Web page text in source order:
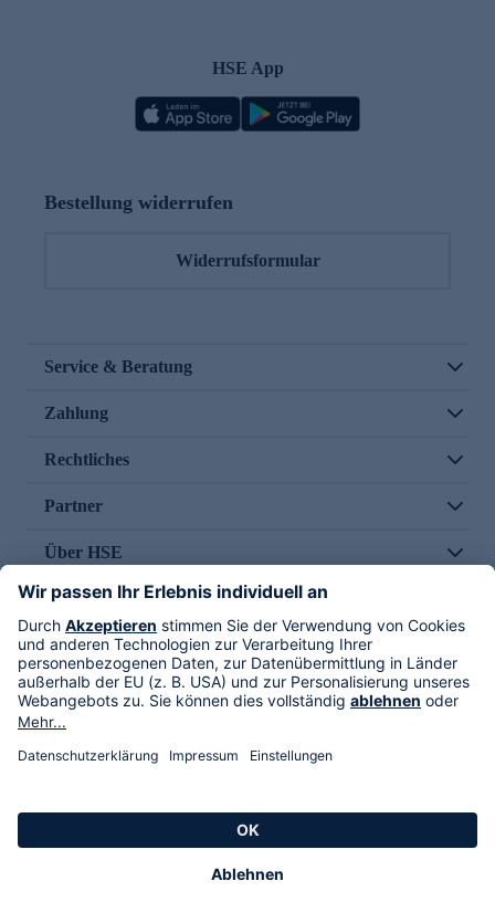
HSE App
Bestellung widerrufen
Widerrufsformular
Service & Beratung
Zahlung
Rechtliches
Partner
Über HSE
Im TV
HSE International